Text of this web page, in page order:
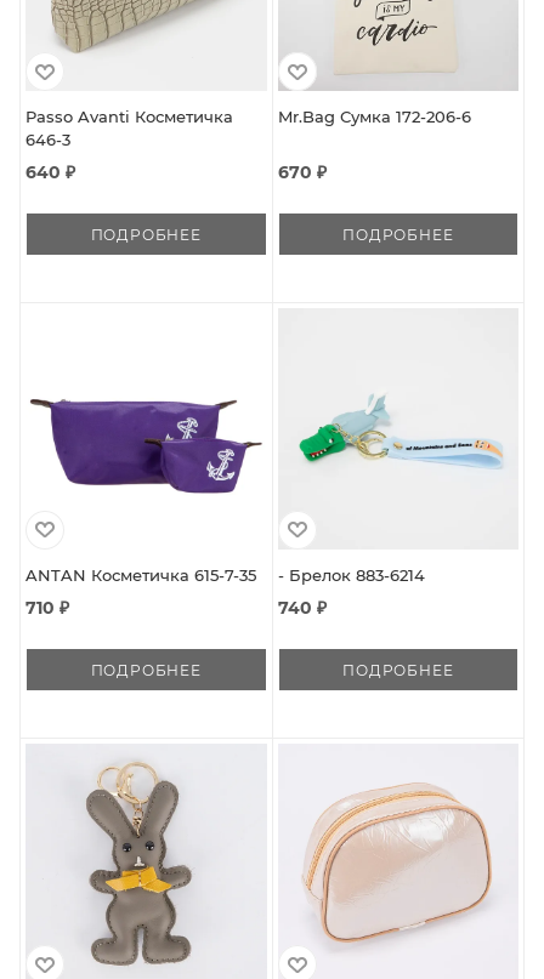
Passo Avanti Косметичка
646-3
640 ₽
ПОДРОБНЕЕ
Mr.Bag Сумка 172-206-6
670 ₽
ПОДРОБНЕЕ
ANTAN Косметичка 615-7-35
710 ₽
ПОДРОБНЕЕ
- Брелок 883-6214
740 ₽
ПОДРОБНЕЕ